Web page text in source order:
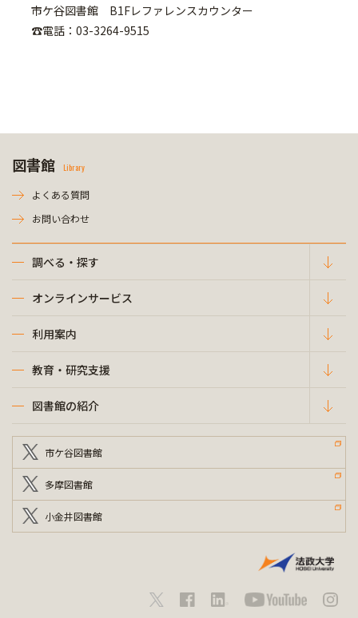
市ケ谷図書館 B1Fレファレンスカウンター
☎電話：03-3264-9515
図書館 Library
よくある質問
お問い合わせ
調べる・探す
オンラインサービス
利用案内
教育・研究支援
図書館の紹介
市ケ谷図書館
多摩図書館
小金井図書館